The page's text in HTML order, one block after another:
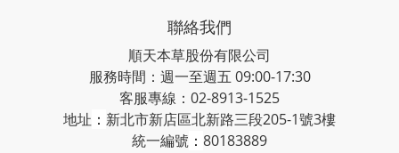
聯絡我們
順天本草股份有限公司
服務時間：週一至週五 09:00-17:30
客服專線：02-8913-1525
地址 ： 新北市新店區北新路三段205-1號3樓
統一編號 ： 80183889